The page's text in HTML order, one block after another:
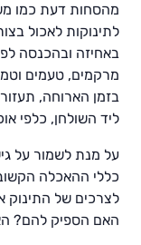
מהסחות דעת כמו
לתינוקות לאכול
באחיזה ובהכנסה
מרקמים, טעמים
בזמן הארוחה,
ליד השולחן, כלפי
על מנת לשמור על
כללי ההאכלה
לצרכים של התינוק
האם הספיק להם?